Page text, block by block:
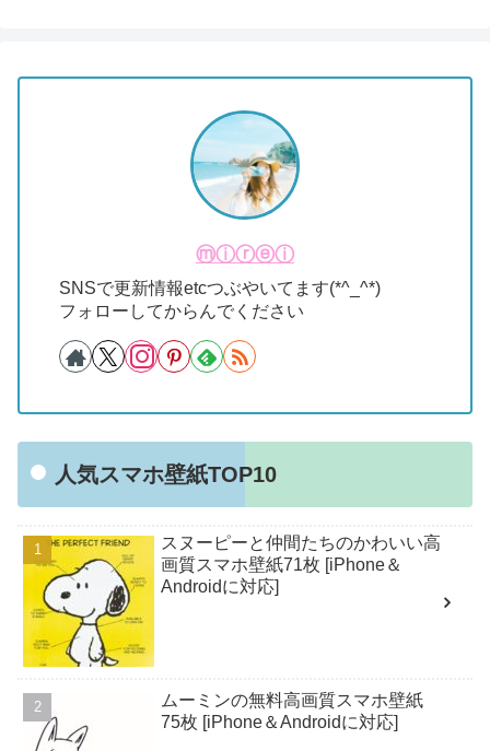
ⓜⓘⓡⓔⓘ
SNSで更新情報etcつぶやいてます(*^_^*)
フォローしてからんでください
人気スマホ壁紙TOP10
スヌーピーと仲間たちのかわいい高
画質スマホ壁紙71枚 [iPhone＆
Androidに対応]
ムーミンの無料高画質スマホ壁紙
75枚 [iPhone＆Androidに対応]